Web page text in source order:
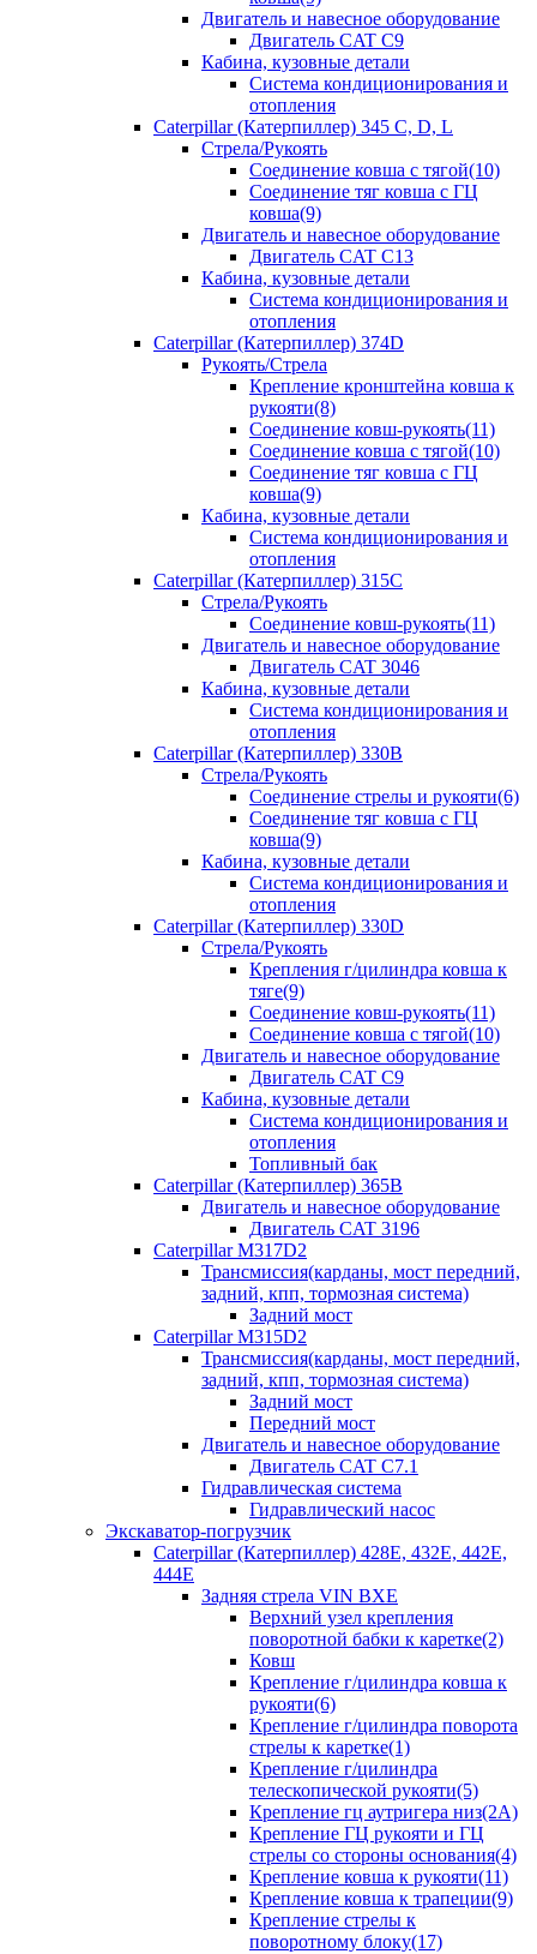
Двигатель и навесное оборудование
Двигатель CAT C9
Кабина, кузовные детали
Система кондиционирования и
отопления
Caterpillar (Катерпиллер) 345 C, D, L
Стрела/Рукоять
Соединение ковша с тягой(10)
Соединение тяг ковша с ГЦ
ковша(9)
Двигатель и навесное оборудование
Двигатель CAT C13
Кабина, кузовные детали
Система кондиционирования и
отопления
Caterpillar (Катерпиллер) 374D
Рукоять/Стрела
Крепление кронштейна ковша к
рукояти(8)
Соединение ковш-рукоять(11)
Соединение ковша с тягой(10)
Соединение тяг ковша с ГЦ
ковша(9)
Кабина, кузовные детали
Система кондиционирования и
отопления
Caterpillar (Катерпиллер) 315C
Стрела/Рукоять
Соединение ковш-рукоять(11)
Двигатель и навесное оборудование
Двигатель CAT 3046
Кабина, кузовные детали
Система кондиционирования и
отопления
Caterpillar (Катерпиллер) 330B
Стрела/Рукоять
Соединение стрелы и рукояти(6)
Соединение тяг ковша с ГЦ
ковша(9)
Кабина, кузовные детали
Система кондиционирования и
отопления
Caterpillar (Катерпиллер) 330D
Стрела/Рукоять
Крепления г/цилиндра ковша к
тяге(9)
Соединение ковш-рукоять(11)
Соединение ковша с тягой(10)
Двигатель и навесное оборудование
Двигатель CAT C9
Кабина, кузовные детали
Система кондиционирования и
отопления
Топливный бак
Caterpillar (Катерпиллер) 365B
Двигатель и навесное оборудование
Двигатель CAT 3196
Caterpillar M317D2
Трансмиссия(карданы, мост передний,
задний, кпп, тормозная система)
Задний мост
Caterpillar M315D2
Трансмиссия(карданы, мост передний,
задний, кпп, тормозная система)
Задний мост
Передний мост
Двигатель и навесное оборудование
Двигатель CAT C7.1
Гидравлическая система
Гидравлический насос
Экскаватор-погрузчик
Caterpillar (Катерпиллер) 428E, 432E, 442E,
444E
Задняя стрела VIN BXE
Верхний узел крепления
поворотной бабки к каретке(2)
Ковш
Крепление г/цилиндра ковша к
рукояти(6)
Крепление г/цилиндра поворота
стрелы к каретке(1)
Крепление г/цилиндра
телескопической рукояти(5)
Крепление гц аутригера низ(2А)
Крепление ГЦ рукояти и ГЦ
стрелы со стороны основания(4)
Крепление ковша к рукояти(11)
Крепление ковша к трапеции(9)
Крепление стрелы к
поворотному блоку(17)